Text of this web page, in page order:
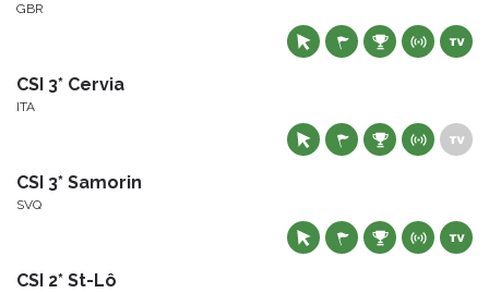
GBR
CSI 3* Cervia
ITA
CSI 3* Samorin
SVQ
CSI 2* St-Lô